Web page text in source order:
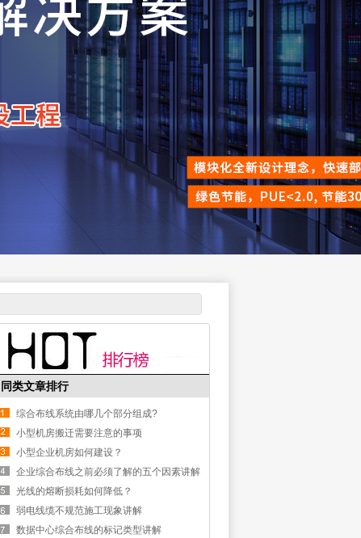
同类文章排行
综合布线系统由哪几个部分组成?
小型机房搬迁需要注意的事项
小型企业机房如何建设？
企业综合布线之前必须了解的五个因素讲解
光线的熔断损耗如何降低？
弱电线缆不规范施工现象讲解
数据中心综合布线的标记类型讲解